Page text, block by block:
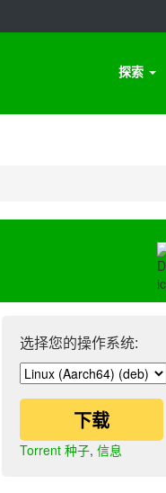
探索
选择您的操作系统:
下载
Torrent 种子, 信息